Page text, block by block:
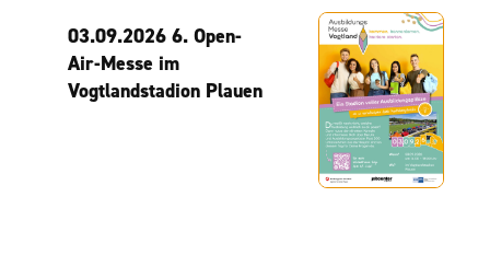
03.09.2026 6. Open-
Air-Messe im
Vogtlandstadion Plauen